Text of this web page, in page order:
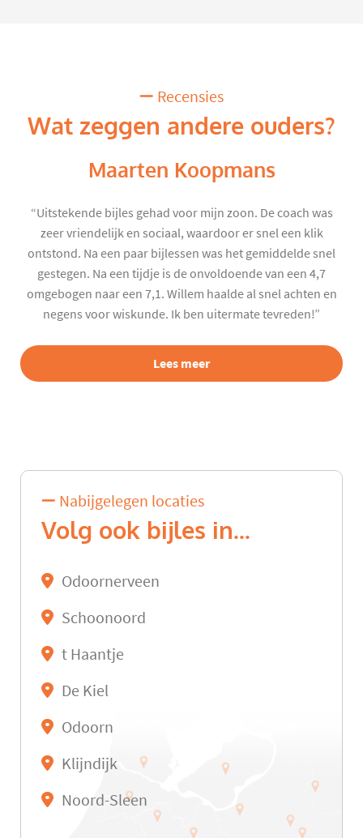
Recensies
Wat zeggen andere ouders?
Maarten Koopmans
“Uitstekende bijles gehad voor mijn zoon. De coach was
zeer vriendelijk en sociaal, waardoor er snel een klik
ontstond. Na een paar bijlessen was het gemiddelde snel
gestegen. Na een tijdje is de onvoldoende van een 4,7
omgebogen naar een 7,1. Willem haalde al snel achten en
negens voor wiskunde. Ik ben uitermate tevreden!”
Lees meer
Nabijgelegen locaties
Volg ook bijles in...
Odoornerveen
Schoonoord
t Haantje
De Kiel
Odoorn
Klijndijk
Noord-Sleen